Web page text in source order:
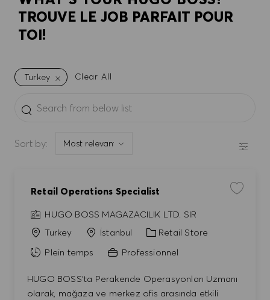
TROUVE LE JOB PARFAIT POUR
TOI!
Turkey Clear All
Sort by:
Retail Operations Specialist
HUGO BOSS MAGAZACILIK LTD. SIR
Turkey
İstanbul Catégorie
Retail Store
Plein temps
Professionnel
HUGO BOSS'ta Perakende Operasyonları Uzmanı
olarak, mağaza ve merkez ofis arasında etkili